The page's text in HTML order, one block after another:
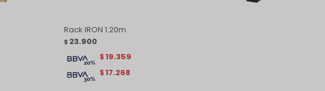
Rack IRON 1.20m
$ 23.900
$17.268
$19.359